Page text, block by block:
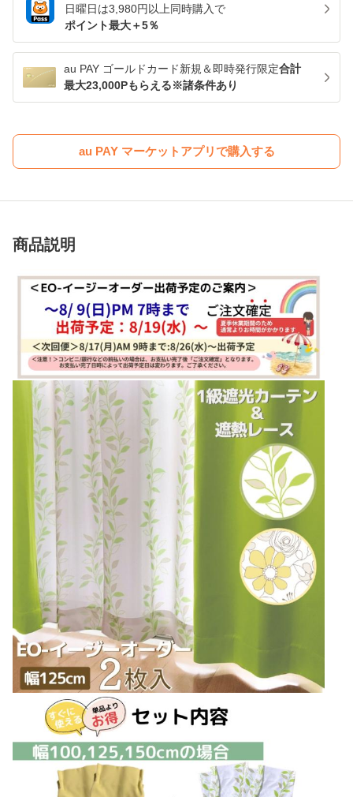
日曜日は3,980円以上同時購入で
ポイント最大＋5％
au PAY ゴールドカード新規＆即時発行限定合計
最大23,000Pもらえる※諸条件あり
au PAY マーケットアプリで購入する
商品説明